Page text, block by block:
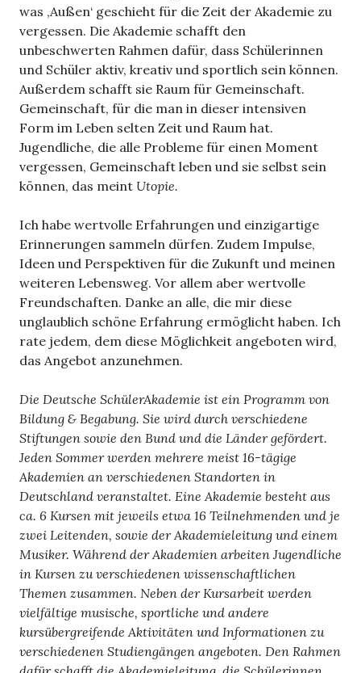
was ‚Außen‘ geschieht für die Zeit der Akademie zu
vergessen. Die Akademie schafft den
unbeschwerten Rahmen dafür, dass Schülerinnen
und Schüler aktiv, kreativ und sportlich sein können.
Außerdem schafft sie Raum für Gemeinschaft.
Gemeinschaft, für die man in dieser intensiven
Form im Leben selten Zeit und Raum hat.
Jugendliche, die alle Probleme für einen Moment
vergessen, Gemeinschaft leben und sie selbst sein
können, das meint Utopie.
Ich habe wertvolle Erfahrungen und einzigartige
Erinnerungen sammeln dürfen. Zudem Impulse,
Ideen und Perspektiven für die Zukunft und meinen
weiteren Lebensweg. Vor allem aber wertvolle
Freundschaften. Danke an alle, die mir diese
unglaublich schöne Erfahrung ermöglicht haben. Ich
rate jedem, dem diese Möglichkeit angeboten wird,
das Angebot anzunehmen.
Die Deutsche SchülerAkademie ist ein Programm von
Bildung & Begabung. Sie wird durch verschiedene
Stiftungen sowie den Bund und die Länder gefördert.
Jeden Sommer werden mehrere meist 16-tägige
Akademien an verschiedenen Standorten in
Deutschland veranstaltet. Eine Akademie besteht aus
ca. 6 Kursen mit jeweils etwa 16 Teilnehmenden und je
zwei Leitenden, sowie der Akademieleitung und einem
Musiker. Während der Akademien arbeiten Jugendliche
in Kursen zu verschiedenen wissenschaftlichen
Themen zusammen. Neben der Kursarbeit werden
vielfältige musische, sportliche und andere
kursübergreifende Aktivitäten und Informationen zu
verschiedenen Studiengängen angeboten. Den Rahmen